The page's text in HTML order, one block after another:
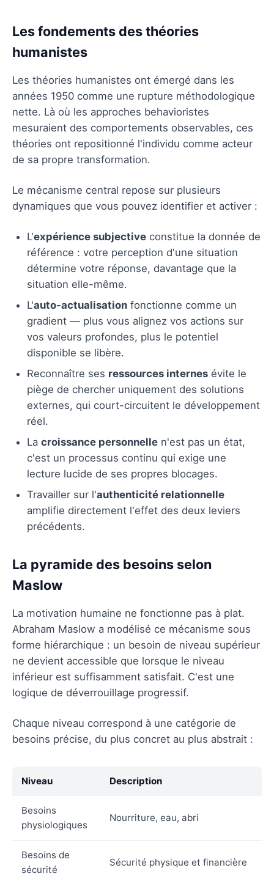
Les fondements des théories
humanistes
Les théories humanistes ont émergé dans les
années 1950 comme une rupture méthodologique
nette. Là où les approches behavioristes
mesuraient des comportements observables, ces
théories ont repositionné l'individu comme acteur
de sa propre transformation.
Le mécanisme central repose sur plusieurs
dynamiques que vous pouvez identifier et activer :
L'expérience subjective constitue la donnée de
référence : votre perception d'une situation
détermine votre réponse, davantage que la
situation elle-même.
L'auto-actualisation fonctionne comme un
gradient — plus vous alignez vos actions sur
vos valeurs profondes, plus le potentiel
disponible se libère.
Reconnaître ses ressources internes évite le
piège de chercher uniquement des solutions
externes, qui court-circuitent le développement
réel.
La croissance personnelle n'est pas un état,
c'est un processus continu qui exige une
lecture lucide de ses propres blocages.
Travailler sur l'authenticité relationnelle
amplifie directement l'effet des deux leviers
précédents.
La pyramide des besoins selon
Maslow
La motivation humaine ne fonctionne pas à plat.
Abraham Maslow a modélisé ce mécanisme sous
forme hiérarchique : un besoin de niveau supérieur
ne devient accessible que lorsque le niveau
inférieur est suffisamment satisfait. C'est une
logique de déverrouillage progressif.
Chaque niveau correspond à une catégorie de
besoins précise, du plus concret au plus abstrait :
Niveau Description
Besoins
physiologiques
Nourriture, eau, abri
Besoins de
sécurité
Sécurité physique et financière